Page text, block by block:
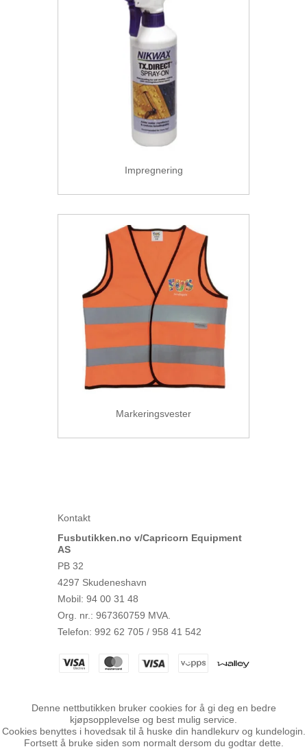
Impregnering
Markeringsvester
Kontakt
Fusbutikken.no v/Capricorn Equipment
AS
PB 32
4297 Skudeneshavn
Mobil: 94 00 31 48
Org. nr. : 967360759 MVA.
Telefon: 992 62 705 / 958 41 542
Denne nettbutikken bruker cookies for å gi deg en bedre
kjøpsopplevelse og best mulig service.
Cookies benyttes i hovedsak til å huske din handlekurv og kundelogin.
Fortsett å bruke siden som normalt dersom du godtar dette.